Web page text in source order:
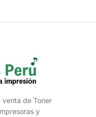
venta de Toner
y